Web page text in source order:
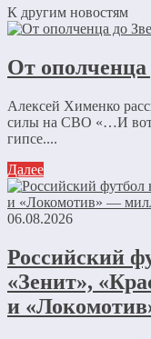
К другим новостям
От ополченца
Алексей Хименко
силы на СВО «…И вот
гипсе....
Далее
06.08.2026
Российский
«Зенит»,
и